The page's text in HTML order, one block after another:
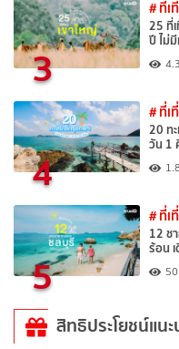
3
# ที่เ
25 ที่
ปี ไม่
4
# ที่เ
20 ท
วัน 1
5
# ที่เ
12 ช
ร้อน
สิทธิประโยชน์แนะ